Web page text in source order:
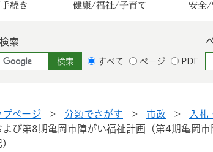
続き 健康/福祉/子育て 安全/
索
すべて ページ PDF
プページ > 分類でさがす > 市政 > 入札
よび第8期亀岡市障がい福祉計画（第4期亀岡
)